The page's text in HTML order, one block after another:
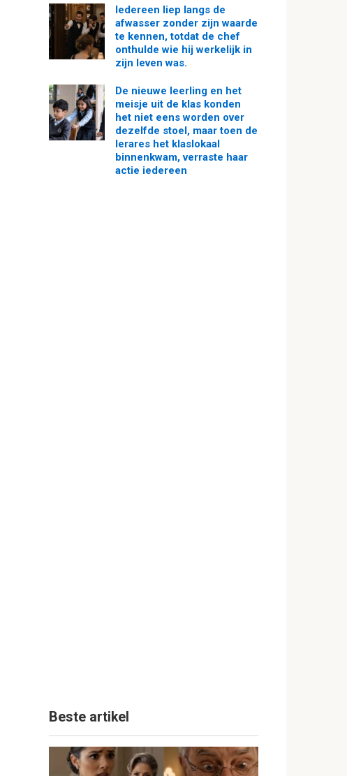
Iedereen liep langs de
afwasser zonder zijn waarde
te kennen, totdat de chef
onthulde wie hij werkelijk in
zijn leven was.
De nieuwe leerling en het
meisje uit de klas konden
het niet eens worden over
dezelfde stoel, maar toen de
lerares het klaslokaal
binnenkwam, verraste haar
actie iedereen
Beste artikel